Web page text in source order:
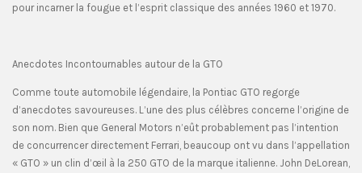
pour incarner la fougue et l’esprit classique des années 1960 et 1970.
Anecdotes Incontournables autour de la GTO
Comme toute automobile légendaire, la Pontiac GTO regorge
d’anecdotes savoureuses. L’une des plus célèbres concerne l’origine de
son nom. Bien que General Motors n’eût probablement pas l’intention
de concurrencer directement Ferrari, beaucoup ont vu dans l’appellation
« GTO » un clin d’œil à la 250 GTO de la marque italienne. John DeLorean,